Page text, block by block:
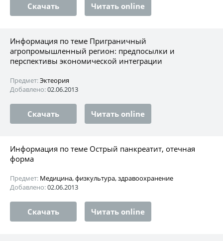
Скачать Читать online
Информация по теме Приграничный
агропромышленный регион: предпосылки и
перспективы экономической интеграции
Предмет:Эктеория
Добавлено:02.06.2013
Скачать Читать online
Информация по теме Острый панкреатит, отечная
форма
Предмет: Медицина, физкультура, здравоохранение
Добавлено:02.06.2013
Скачать Читать online